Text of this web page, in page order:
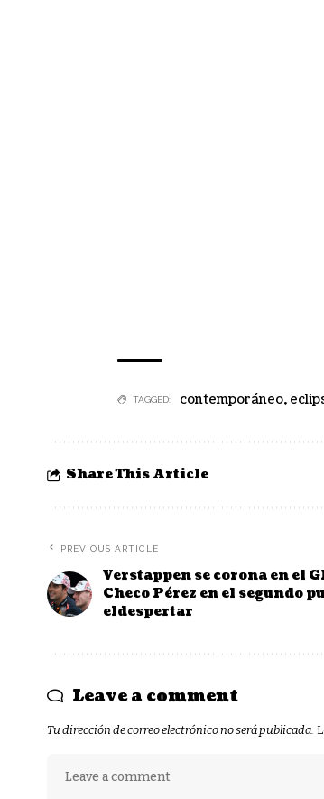
TAGGED: contemporáneo,
Share This Article
PREVIOUS ARTICLE
Verstappen se corona en el
Checo Pérez en el segundo
eldespertar
Leave a comment
Tu dirección de correo electrónico no será publicada.